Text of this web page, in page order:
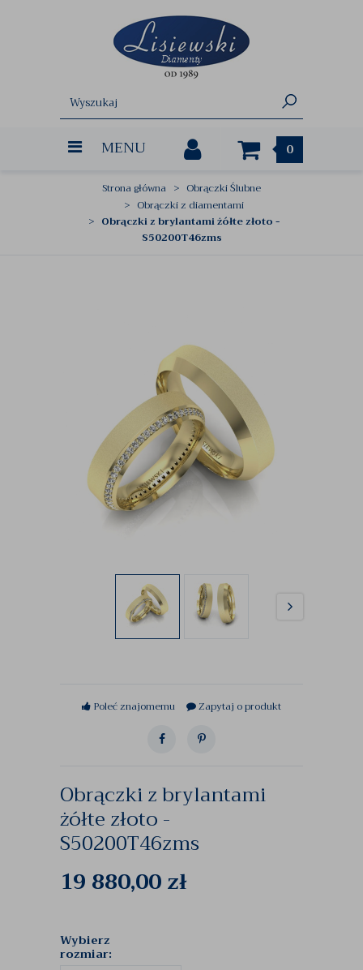
MENU 0
Strona główna
Obrączki Ślubne
Obrączki z diamentami
Obrączki z brylantami żółte złoto -
S50200T46zms
Poleć znajomemu Zapytaj o produkt
Obrączki z brylantami
żółte złoto -
S50200T46zms
19 880,00zł
Wybierz
rozmiar: